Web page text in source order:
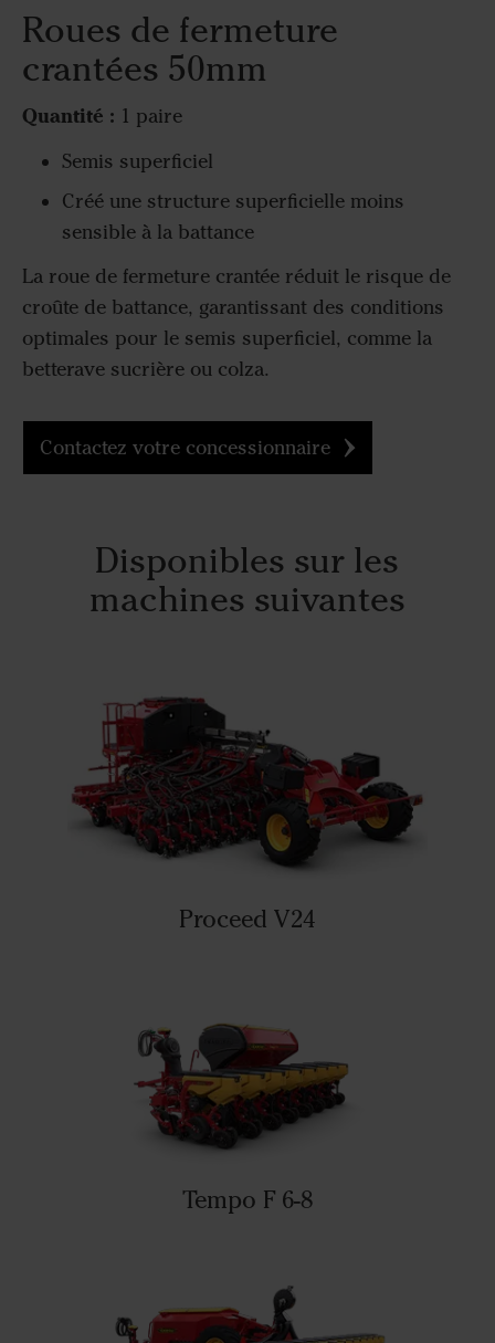
Roues de fermeture
crantées 50mm
Quantité : 1 paire
Semis superficiel
Créé une structure superficielle moins
sensible à la battance
La roue de fermeture crantée réduit le risque de
croûte de battance, garantissant des conditions
optimales pour le semis superficiel, comme la
betterave sucrière ou colza.
Contactez votre concessionnaire
Disponibles sur les
machines suivantes
Proceed V24
Tempo F 6-8